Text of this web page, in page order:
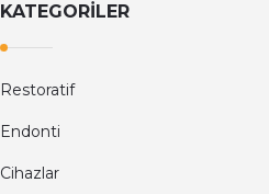
KATEGORİLER
Restoratif
Endonti
Cihazlar